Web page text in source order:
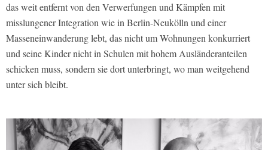
das weit entfernt von den Verwerfungen und Kämpfen mit
misslungener Integration wie in Berlin-Neukölln und einer
Masseneinwanderung lebt, das nicht um Wohnungen konkurriert
und seine Kinder nicht in Schulen mit hohem Ausländeranteilen
schicken muss, sondern sie dort unterbringt, wo man weitgehend
unter sich bleibt.